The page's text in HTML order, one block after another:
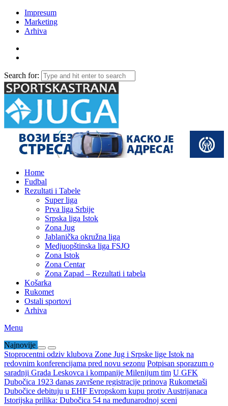
Impresum
Marketing
Arhiva
Search for:
Home
Fudbal
Rezultati i Tabele
Super liga
Prva liga Srbije
Srpska liga Istok
Zona Jug
Jablanička okružna liga
Medjuopštinska liga FSJO
Zona Istok
Zona Centar
Zona Zapad – Rezultati i tabela
Košarka
Rukomet
Ostali sportovi
Arhiva
Menu
Najnovije
Stoprocentni odziv klubova Zone Jug i Srpske lige Istok na
redovnim konferencijama pred novu sezonu Potpisan sporazum o
saradnji Grada Leskovca i kompanije Milenijum tim U GFK
Dubočica 1923 danas završene registracije prinova Rukometaši
Dubočice debituju u EHF Evropskom kupu protiv Austrijanaca
Istorijska prilika: Dubočica 54 na međunarodnoj sceni